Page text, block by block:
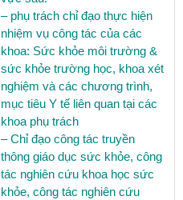
– phụ trách chỉ đạo thực hiện
nhiệm vụ công tác của các
khoa: Sức khỏe môi trường &
sức khỏe trường học, khoa xét
nghiệm và các chương trình,
mục tiêu Y tế liên quan tại các
khoa phụ trách
– Chỉ đạo công tác truyền
thông giáo dục sức khỏe, công
tác nghiên cứu khoa học sức
khỏe, công tác nghiên cứu